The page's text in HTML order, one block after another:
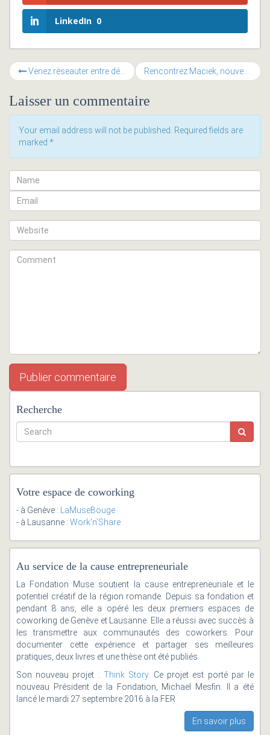
LinkedIn 0
Venez réseauter entre développeurs, programmeurs et designers web au meet-up Django ! Rencontrez Maciek, nouveau coworker de mars @Muse Genève
Laisser un commentaire
Your email address will not be published. Required fields are
marked *
Recherche
Votre espace de coworking
- à Genève : LaMuseBouge
- à Lausanne : Work'n'Share
Au service de la cause entrepreneuriale
La Fondation Muse soutient la cause entrepreneuriale et le
potentiel créatif de la région romande. Depuis sa fondation et
pendant 8 ans, elle a opéré les deux premiers espaces de
coworking de Genève et Lausanne. Elle a réussi avec succès à
les transmettre aux communautés des coworkers. Pour
documenter cette expérience et partager ses meilleures
pratiques, deux livres et une thèse ont été publiés.
Son nouveau projet : Think Story. Ce projet est porté par le
nouveau Président de la Fondation, Michael Mesfin. Il a été
lancé le mardi 27 septembre 2016 à la FER
En savoir plus